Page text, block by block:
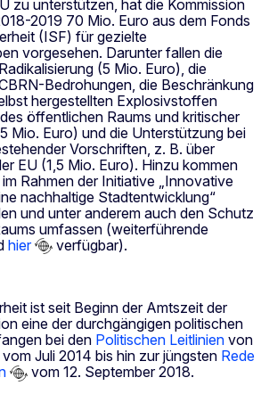
zu unterstützen, hat die Kommission
2019 70 Mio. Euro aus dem Fonds
(ISF) für gezielte
vorgesehen. Darunter fallen die
(5 Mio. Euro), die
Bedrohungen, die Beschränkung
hergestellten Explosivstoffen
öffentlichen Raums und kritischer
Mio. Euro) und die Unterstützung bei
Vorschriften, z. B. über
EU (1,5 Mio. Euro). Hinzu kommen
Rahmen der Initiative „Innovative
nachhaltige Stadtentwicklung“
und unter anderem auch den Schutz
umfassen (weiterführende
hier
verfügbar).
ist seit Beginn der Amtszeit der
eine der durchgängigen politischen
bei den Politischen Leitlinien von
Juli 2014 bis hin zur jüngsten Rede
vom 12. September 2018.